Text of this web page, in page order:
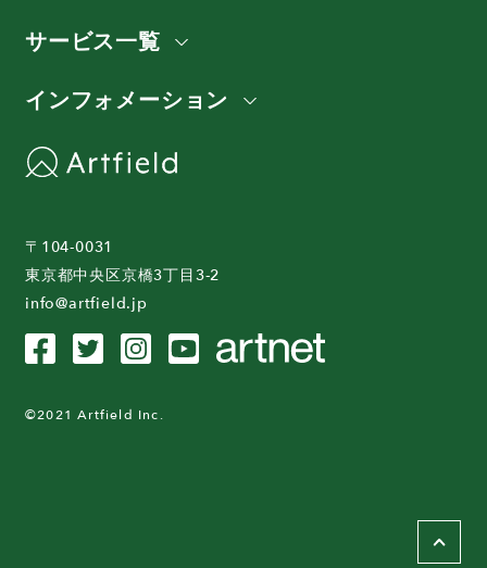
〒104-0031
東京都中央区京橋3丁目3-2
info@artfield.jp
©2021 Artfield Inc.
サービス一覧
インフォメーション